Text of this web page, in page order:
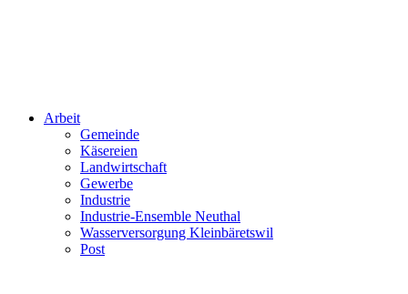
Arbeit
Gemeinde
Käsereien
Landwirtschaft
Gewerbe
Industrie
Industrie-Ensemble Neuthal
Wasserversorgung Kleinbäretswil
Post